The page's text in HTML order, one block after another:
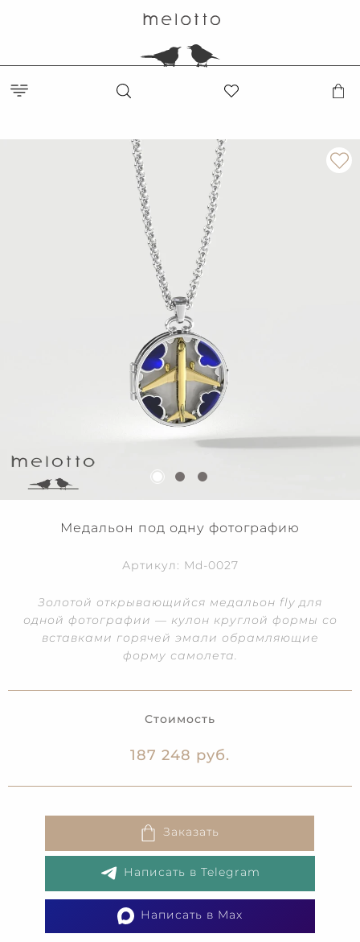
Медальон под одну фотографию
Артикул: Md-0027
Золотой открывающийся медальон fly для
одной фотографии — кулон круглой формы со
вставками горячей эмали обрамляющие
форму самолета.
Стоимость
187 248 руб.
Заказать
Написать в Telegram
Написать в Max